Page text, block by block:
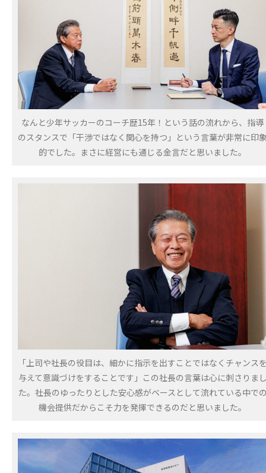
なんと少年サッカーのコーチ歴15年！という話の流れから、指導
のスタンスで「干渉ではなく関心を持つ」という言葉が非常に印
的でした。まさに経営にも通じる金言だと思いました。
「上司や社長の役目は、細かに指示を出すことではなくチャンス
与えて意識づけをすることです」この社長の言葉は心に刺さりま
た。社長のゆったりとした安心感がベースとして流れている中で
機会提供だからこそ力を発揮できるのだと思いました。